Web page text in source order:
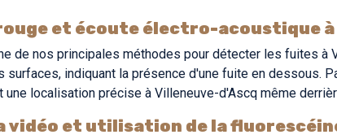
et écoute électro-acoustique à
de nos principales méthodes pour détecter les fuites
indiquant la présence d'une fuite en dessous.
localisation précise à Villeneuve-d'Ascq même
vidéo et utilisation de la